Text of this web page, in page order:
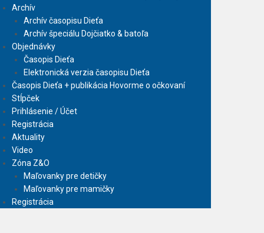
Archív
Archív časopisu Dieťa
Archív špeciálu Dojčiatko & batoľa
Objednávky
Časopis Dieťa
Elektronická verzia časopisu Dieťa
Časopis Dieťa + publikácia Hovorme o očkovaní
Stĺpček
Prihlásenie / Účet
Registrácia
Aktuality
Video
Zóna Z&O
Maľovanky pre detičky
Maľovanky pre mamičky
Registrácia